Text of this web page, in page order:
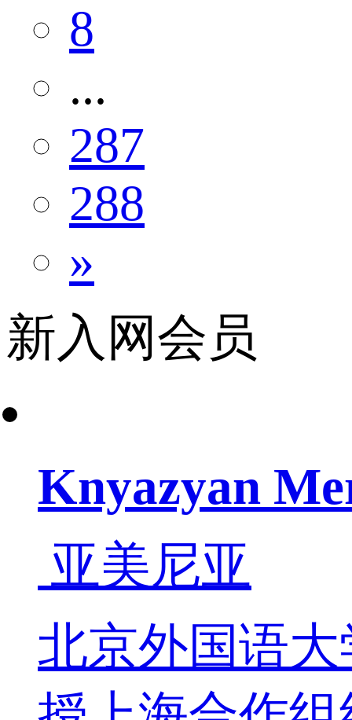
8
...
287
288
»
新入网会员
Knyazyan
亚美尼亚
北京外国语